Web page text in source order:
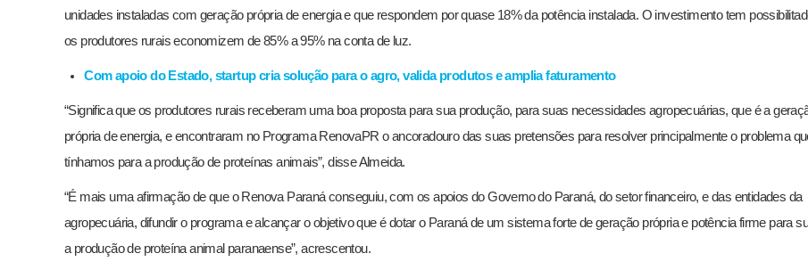
unidades instaladas com geração própria de energia e que respondem por quase 18% da potência instalada. O investimento tem
os produtores rurais economizem de 85% a 95% na conta de luz.
Com apoio do Estado, startup cria solução para o agro, valida produtos e amplia faturamento
“Significa que os produtores rurais receberam uma boa proposta para sua produção, para suas necessidades agropecuárias, que é a
própria de energia, e encontraram no Programa RenovaPR o ancoradouro das suas pretensões para resolver principalmente o problema
tínhamos para a produção de proteínas animais”, disse Almeida.
“É mais uma afirmação de que o Renova Paraná conseguiu, com os apoios do Governo do Paraná, do setor financeiro, e das entidades da
agropecuária, difundir o programa e alcançar o objetivo que é dotar o Paraná de um sistema forte de geração própria e potência firme para
a produção de proteína animal paranaense”, acrescentou.